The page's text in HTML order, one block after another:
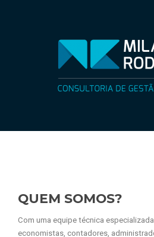
QUEM SOMOS?
Com uma equipe técnica
economistas, contadores,